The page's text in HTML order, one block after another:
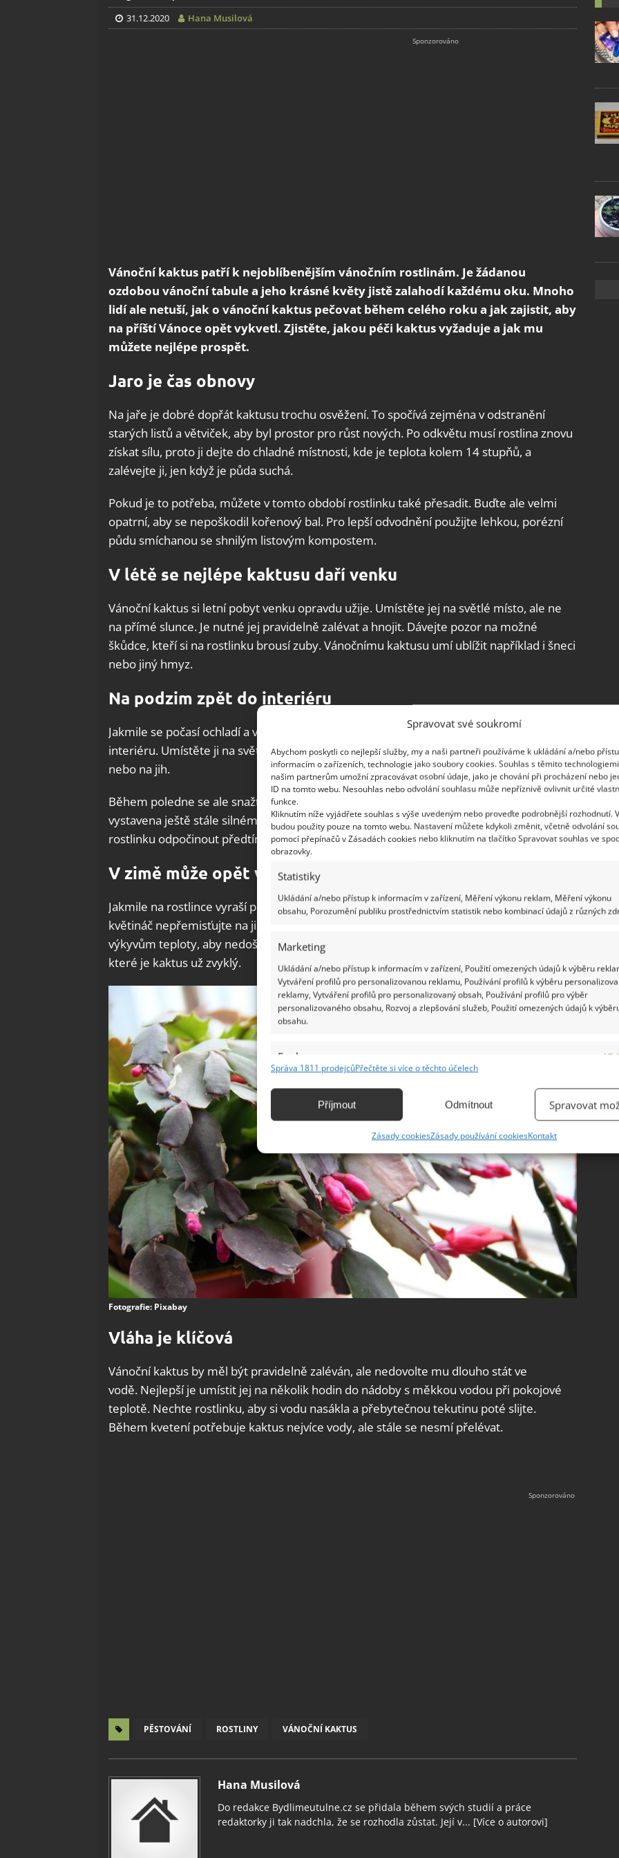
Spravovat své soukromí
Abychom poskytli co nejlepší služby, my a naši partneři používáme k ukládání a/nebo
informacím o zařízeních, technologie jako soubory cookies. Souhlas s těmito
našim partnerům umožní zpracovávat osobní údaje, jako je chování při procházení nebo
ID na tomto webu. Nesouhlas nebo odvolání souhlasu může nepříznivě ovlivnit určité
funkce.
Kliknutím níže vyjádřete souhlas s výše uvedeným nebo proveďte podrobnější rozhodnutí.
budou použity pouze na tomto webu. Nastavení můžete kdykoli změnit, včetně odvolání
pomocí přepínačů v Zásadách cookies nebo kliknutím na tlačítko Spravovat souhlas ve
obrazovky.
Statistiky
Ukládání a/nebo přístup k informacím v zařízení, Měření výkonu reklam, Měření výkonu
obsahu, Porozumění publiku prostřednictvím statistik nebo kombinací údajů z různých
Marketing
Ukládání a/nebo přístup k informacím v zařízení, Použití omezených údajů k výběru
Vytváření profilů pro personalizovanou reklamu, Používání profilů k výběru
reklamy, Vytváření profilů pro personalizovaný obsah, Používání profilů pro výběr
personalizovaného obsahu, Rozvoj a zlepšování služeb, Použití omezených údajů k
obsahu.
Funkce
Identifikace zařízení na základě automaticky přenášených informací.
základě aktivně vyžádaných informací.
Zajištění bezpečnosti, předcházení a zjišťování podvodů a
odstraňování chyb, Poskytování a zobrazování reklamy a obsahu,
Ukládání a sdělování voleb ochrany osobních údajů.
Správa 1811 prodejcůPřečtěte si více o těchto účelech
Příjmout Odmítnout Spravovat
Zásady cookiesZásady používání cookiesKontakt
31.12.2020 Hana Musilová
Vánoční kaktus patří k nejoblíbenějším vánočním rostlinám. Je žádanou
ozdobou vánoční tabule a jeho krásné květy jistě zalahodí každému oku. Mnoho
lidí ale netuší, jak o vánoční kaktus pečovat během celého roku a jak zajistit, aby
na příští Vánoce opět vykvetl. Zjistěte, jakou péči kaktus vyžaduje a jak mu
můžete nejlépe prospět.
Jaro je čas obnovy
Na jaře je dobré dopřát kaktusu trochu osvěžení. To spočívá zejména v odstranění
starých listů a větviček, aby byl prostor pro růst nových. Po odkvětu musí rostlina znovu
získat sílu, proto ji dejte do chladné místnosti, kde je teplota kolem 14 stupňů, a
zalévejte ji, jen když je půda suchá.
Pokud je to potřeba, můžete v tomto období rostlinku také přesadit. Buďte ale velmi
opatrní, aby se nepoškodil kořenový bal. Pro lepší odvodnění použijte lehkou, porézní
půdu smíchanou se shnilým listovým kompostem.
V létě se nejlépe kaktusu daří venku
Vánoční kaktus si letní pobyt venku opravdu užije. Umístěte jej na světlé místo, ale ne
na přímé slunce. Je nutné jej pravidelně zalévat a hnojit. Dávejte pozor na možné
škůdce, kteří si na rostlinku brousí zuby. Vánočnímu kaktusu umí ublížit například i šneci
nebo jiný hmyz.
Na podzim zpět do interiéru
Jakmile se počasí ochladí a v noci teplota klesá pod 8 stupňů, přeneste rostlinu zpět do
interiéru. Umístěte ji na světlém místě jako je například parapet orientovaný na západ
nebo na jih.
Během poledne se ale snažte dopřát rostlince i trochu stínu, aby nebyla zbytečně
vystavena ještě stále silnému podzimnímu slunci. Zalévejte jen velmi málo, nechte
rostlinku odpočinout předtím, než přijde její čas, aby vykvetla.
V zimě může opět vykvést
Jakmile na rostlince vyraší první pupeny, chraňte kaktus před chladem, průvanem a
květináč nepřemisťujte na jiné místo. Dbejte na to, aby nedocházelo k prudkým
výkyvům teploty, aby nedošlo k přelití nebo vysušení rostlinky a neměňte hnojivo, na
které je kaktus už zvyklý.
Fotografie: Pixabay
Vláha je klíčová
Vánoční kaktus by měl být pravidelně zaléván, ale nedovolte mu dlouho stát ve
vodě. Nejlepší je umístit jej na několik hodin do nádoby s měkkou vodou při pokojové
teplotě. Nechte rostlinku, aby si vodu nasákla a přebytečnou tekutinu poté slijte.
Během kvetení potřebuje kaktus nejvíce vody, ale stále se nesmí přelévat.
PĚSTOVÁNÍ ROSTLINY VÁNOČNÍ KAKTUS
Hana Musilová
Do redakce Bydlimeutulne.cz se přidala během svých studií a práce
redaktorky ji tak nadchla, že se rozhodla zůstat. Její v... [Více o autorovi]